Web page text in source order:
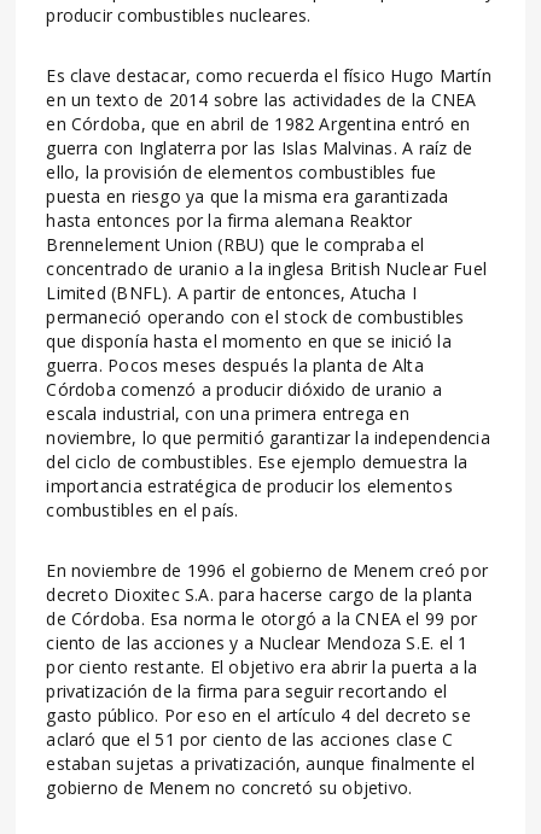
producir combustibles nucleares.
Es clave destacar, como recuerda el físico Hugo Martín
en un texto de 2014 sobre las actividades de la CNEA
en Córdoba, que en abril de 1982 Argentina entró en
guerra con Inglaterra por las Islas Malvinas. A raíz de
ello, la provisión de elementos combustibles fue
puesta en riesgo ya que la misma era garantizada
hasta entonces por la firma alemana Reaktor
Brennelement Union (RBU) que le compraba el
concentrado de uranio a la inglesa British Nuclear Fuel
Limited (BNFL). A partir de entonces, Atucha I
permaneció operando con el stock de combustibles
que disponía hasta el momento en que se inició la
guerra. Pocos meses después la planta de Alta
Córdoba comenzó a producir dióxido de uranio a
escala industrial, con una primera entrega en
noviembre, lo que permitió garantizar la independencia
del ciclo de combustibles. Ese ejemplo demuestra la
importancia estratégica de producir los elementos
combustibles en el país.
En noviembre de 1996 el gobierno de Menem creó por
decreto Dioxitec S.A. para hacerse cargo de la planta
de Córdoba. Esa norma le otorgó a la CNEA el 99 por
ciento de las acciones y a Nuclear Mendoza S.E. el 1
por ciento restante. El objetivo era abrir la puerta a la
privatización de la firma para seguir recortando el
gasto público. Por eso en el artículo 4 del decreto se
aclaró que el 51 por ciento de las acciones clase C
estaban sujetas a privatización, aunque finalmente el
gobierno de Menem no concretó su objetivo.